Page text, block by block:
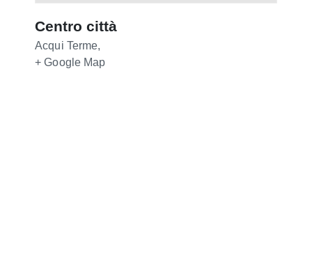
Centro città
Acqui Terme,
+ Google Map